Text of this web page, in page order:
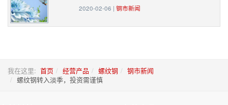
2020-02-06 | 钢市新闻
我在这里: 首页 经营产品 螺纹钢
钢市新闻
螺纹钢转入淡季，投资需谨慎